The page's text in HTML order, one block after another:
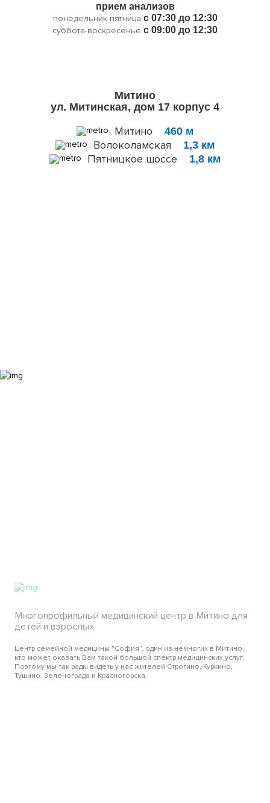
прием анализов
понедельник-пятница с 07:30 до 12:30
суббота-воскресенье с 09:00 до 12:30
Митино
ул. Митинская, дом 17 корпус 4
Митино 460 м
Волоколамская 1,3 км
Пятницкое шоссе 1,8 км
Многопрофильный медицинский центр в Митино для
детей и взрослых
Центр семейной медицины "София", один из немногих в Митино,
кто может оказать Вам такой большой спектр медицинских услуг.
Поэтому мы так рады видеть у нас жителей Строгино, Куркино,
Тушино, Зеленограда и Красногорска.